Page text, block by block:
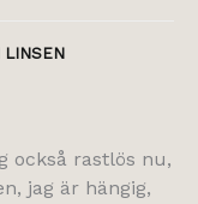
LINSEN
också rastlös nu,
jag är hängig,